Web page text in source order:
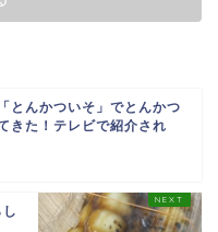
とんかついそ」でとんかつ
きた！テレビで紹介され